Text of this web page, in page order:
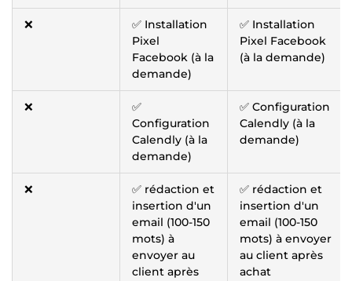
❌
✅ Installation
Pixel
Facebook (à la
demande)
✅ Installation
Pixel Facebook
(à la demande)
❌
✅
Configuration
Calendly (à la
demande)
✅ Configuration
Calendly (à la
demande)
❌
✅ rédaction et
insertion d'un
email (100-150
mots) à
envoyer au
client après
✅ rédaction et
insertion d'un
email (100-150
mots) à envoyer
au client après
achat